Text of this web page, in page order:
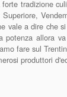
tradizione
vale a dire che
potenza allora
fare sul
produttori